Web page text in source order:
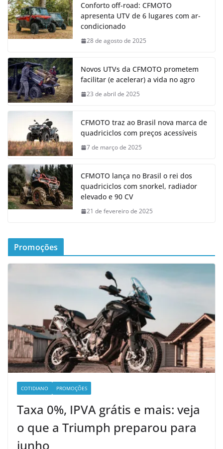
Conforto off-road: CFMOTO
apresenta UTV de 6 lugares com ar-
condicionado
28 de agosto de 2025
Novos UTVs da CFMOTO prometem
facilitar (e acelerar) a vida no agro
23 de abril de 2025
CFMOTO traz ao Brasil nova marca de
quadriciclos com preços acessíveis
7 de março de 2025
CFMOTO lança no Brasil o rei dos
quadriciclos com snorkel, radiador
elevado e 90 CV
21 de fevereiro de 2025
Promoções
COTIDIANO PROMOÇÕES
Taxa 0%, IPVA grátis e mais: veja
o que a Triumph preparou para
junho